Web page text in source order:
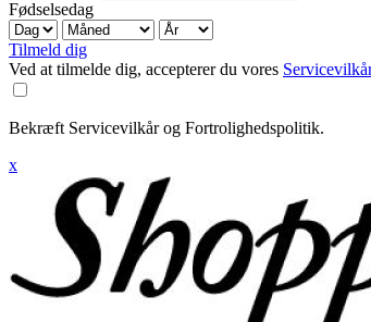
Fødselsedag
Tilmeld dig
Ved at tilmelde dig, accepterer du vores
Bekræft Servicevilkår og Fortrolighedspolitik.
x